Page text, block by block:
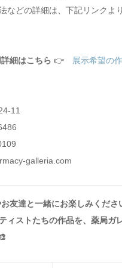
などの詳細は、下記リンクよ
細はこちら 👉 展示希望の
11
galleria.com
友達と一緒にお楽しみくださ
ィストたちの作品を、薬局ガ